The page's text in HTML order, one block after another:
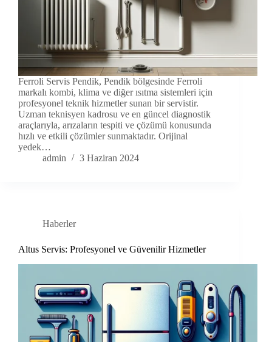
Ferroli Servis Pendik, Pendik bölgesinde Ferroli
markalı kombi, klima ve diğer ısıtma sistemleri için
profesyonel teknik hizmetler sunan bir servistir.
Uzman teknisyen kadrosu ve en güncel diagnostik
araçlarıyla, arızaların tespiti ve çözümü konusunda
hızlı ve etkili çözümler sunmaktadır. Orijinal
yedek…
admin
3 Haziran 2024
Haberler
Altus Servis: Profesyonel ve Güvenilir Hizmetler